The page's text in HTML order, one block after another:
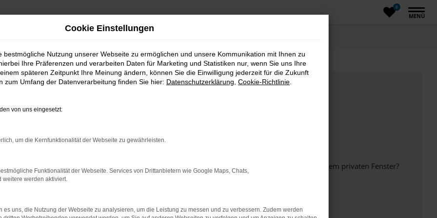
0
MENÜ
bestimmter Seiten verhindern. Funktioniert die Seite in einem anderen Browser oder in einem privaten Fenster?
beheben.
auf dem neuesten Stand sind.
kann auch dazu führen, dass bestimmte Funktionen nicht mehr unterstützt werden.
Cookie Einstellungen
bestmögliche Nutzung unserer Webseite zu ermöglichen und unsere Kommunikation mit Ihnen zu
Ihre Präferenzen und verarbeiten Daten für Marketing und Statistiken nur, wenn Sie uns Ihre
späteren Zeitpunkt Ihre Meinung ändern, können Sie die Einwilligung jederzeit für die Zukunft
zum Umfang der Datenverarbeitung finden Sie hier: Datenschutzerklärung Cookie-Richtlinie
von uns eingesetzt:
um die Kernfunktionalität der Webseite zu gewährleisten.
Funktionalität der Webseite. Services von Drittanbietern wie Google Maps, Chats,
weitere werden aktiviert.
es uns, die Nutzung der Webseite zu analysieren, um die Leistung zu messen und zu verbessern. Zudem werden